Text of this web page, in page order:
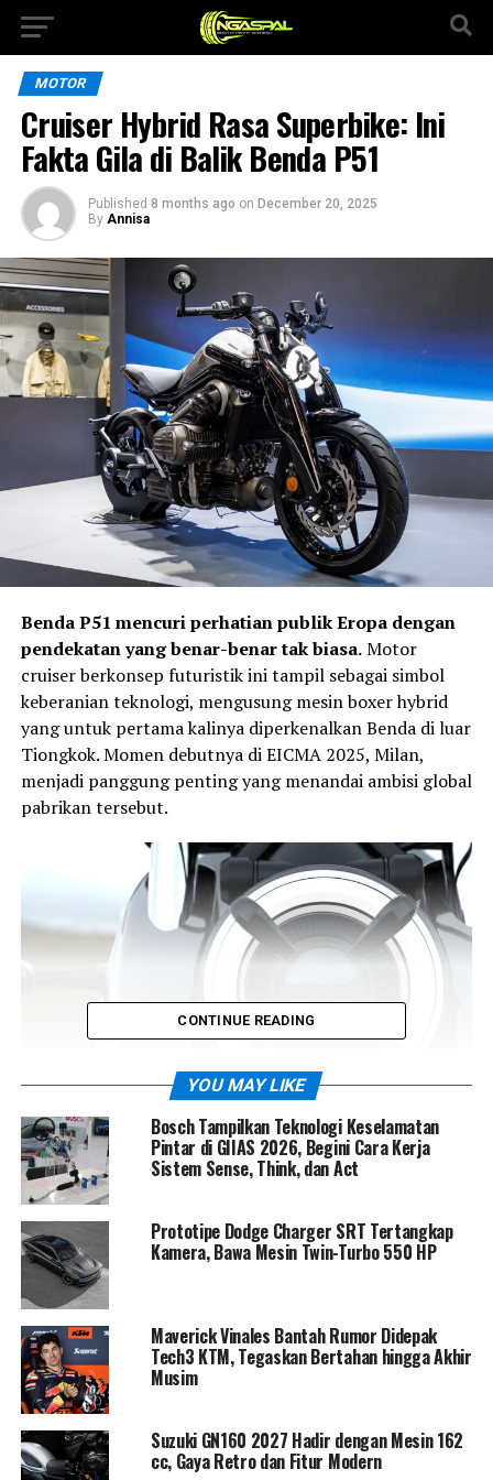
MOTOR
Cruiser Hybrid Rasa Superbike: Ini
Fakta Gila di Balik Benda P51
Published 8 months ago on December 20, 2025
By Annisa
Benda P51 mencuri perhatian publik Eropa dengan
pendekatan yang benar-benar tak biasa.Motor
cruiser berkonsep futuristik ini tampil sebagai simbol
keberanian teknologi, mengusung mesin boxer hybrid
yang untuk pertama kalinya diperkenalkan Benda di luar
Tiongkok. Momen debutnya di EICMA 2025, Milan,
menjadi panggung penting yang menandai ambisi global
pabrikan tersebut.
Sebelumnya, P51 memang sempat diperlihatkan di
Chongqing International Motorcycle Expo pada
September lalu. Namun, kehadirannya di Milan
membuka tabir lebih lebar. Detail teknis yang
sebelumnya disimpan rapat akhirnya terungkap, dan
hasilnya sukses memantik decak kagum dari pengunjung
pameran.
Motor ini mengandalkan mesin twin boxer horizontal
berkapasitas 250 cc yang dipadukan dengan sistem
hybrid berbasis motor listrik. Kombinasi tersebut
menghasilkan output yang tak masuk akal untuk ukuran
mesinnya: tenaga mencapai 62 hp dengan torsi puncak
CONTINUE READING
YOU MAY LIKE
Bosch Tampilkan Teknologi Keselamatan
Pintar di GIIAS 2026, Begini Cara Kerja
Sistem Sense, Think, dan Act
Prototipe Dodge Charger SRT Tertangkap
Kamera, Bawa Mesin Twin-Turbo 550 HP
Maverick Vinales Bantah Rumor Didepak
Tech3 KTM, Tegaskan Bertahan hingga Akhir
Musim
Suzuki GN160 2027 Hadir dengan Mesin 162
cc, Gaya Retro dan Fitur Modern